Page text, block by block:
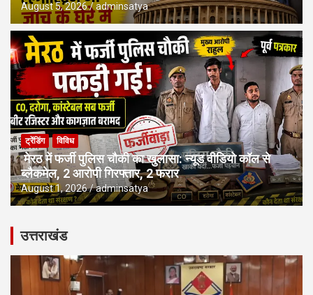
August 5, 2026 adminsatya
ट्रेंडिंग विविध
मेरठ में फर्जी पुलिस चौकी का खुलासा: न्यूड वीडियो कॉल से
ब्लैकमेल, 2 आरोपी गिरफ्तार, 2 फरार
August 1, 2026 adminsatya
उत्तराखंड